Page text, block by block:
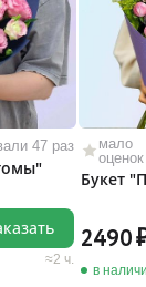
47 раз
2 ч.
мало
оценок
Букет
2490
в